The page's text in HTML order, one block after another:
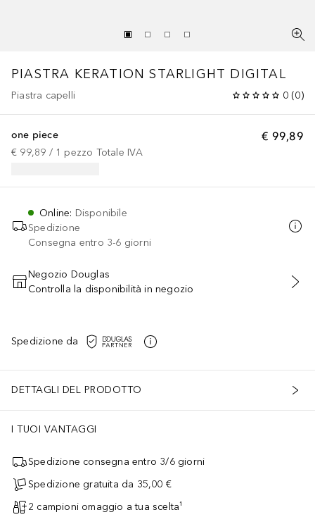
PIASTRA KERATION STARLIGHT DIGITAL
Piastra capelli 0 (0)
€ 99,89
one piece
€ 99,89 / 1 pezzo Totale IVA
Online: Disponibile
Spedizione
Consegna entro 3-6 giorni
AGGIUNGI AL CARRELLO
Negozio Douglas
Controlla la disponibilità in negozio
Spedizione da
DETTAGLI DEL PRODOTTO
I TUOI VANTAGGI
Spedizione consegna entro 3/6 giorni
Spedizione gratuita da 35,00 €
2 campioni omaggio a tua scelta¹